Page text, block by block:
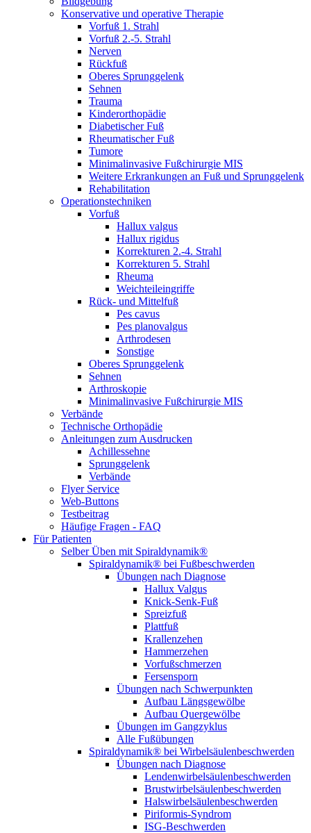
Konservative und operative Therapie
Vorfuß 1. Strahl
Vorfuß 2.-5. Strahl
Nerven
Rückfuß
Oberes Sprunggelenk
Sehnen
Trauma
Kinderorthopädie
Diabetischer Fuß
Rheumatischer Fuß
Tumore
Minimalinvasive Fußchirurgie MIS
Weitere Erkrankungen an Fuß und Sprunggelenk
Rehabilitation
Operations­techniken
Vorfuß
Hallux valgus
Hallux rigidus
Korrekturen 2.-4. Strahl
Korrekturen 5. Strahl
Rheuma
Weichteileingriffe
Rück- und Mittelfuß
Pes cavus
Pes planovalgus
Arthrodesen
Sonstige
Oberes Sprunggelenk
Sehnen
Arthroskopie
Minimalinvasive Fußchirurgie MIS
Verbände
Technische Orthopädie
Anleitungen zum Ausdrucken
Achillessehne
Sprunggelenk
Verbände
Flyer Service
Web-Buttons
Testbeitrag
Häufige Fragen - FAQ
Für Patienten
Selber Üben mit Spiraldynamik®
Spiraldynamik® bei Fußbeschwerden
Übungen nach Diagnose
Hallux Valgus
Knick-Senk-Fuß
Spreizfuß
Plattfuß
Krallenzehen
Hammerzehen
Vorfußschmerzen
Fersensporn
Übungen nach Schwerpunkten
Aufbau Längsgewölbe
Aufbau Quergewölbe
Übungen im Gangzyklus
Alle Fußübungen
Spiraldynamik® bei Wirbelsäulen­beschwerden
Übungen nach Diagnose
Lendenwirbel­säulen­beschwerden
Brustwirbel­säulen­beschwerden
Halswirbel­säulen­beschwerden
Piriformis-Syndrom
ISG-Beschwerden